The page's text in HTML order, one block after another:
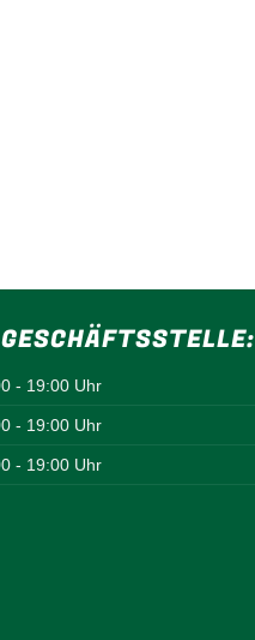
- 19:00 Uhr
- 19:00 Uhr
- 19:00 Uhr